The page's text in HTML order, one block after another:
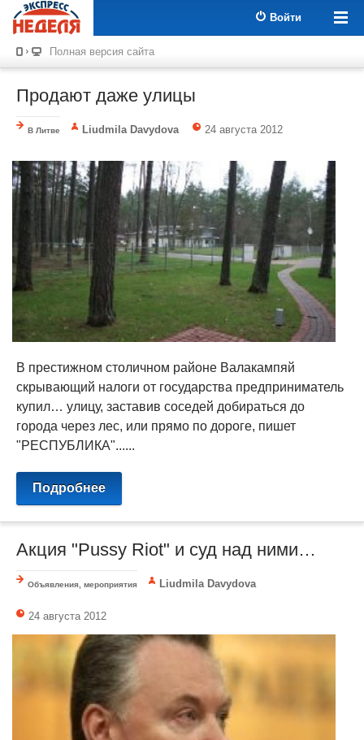
Войти
Полная версия сайта
Продают даже улицы
В Литве Liudmila Davydova 24 августа 2012
В престижном столичном районе Валакампяй
скрывающий налоги от государства предприниматель
купил… улицу, заставив соседей добираться до
города через лес, или прямо по дороге, пишет
"РЕСПУБЛИКА"......
Подробнее
Акция "Pussy Riot" и суд над ними…
Объявления, мероприятия Liudmila Davydova
24 августа 2012